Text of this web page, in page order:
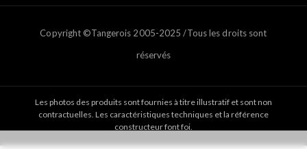
Copyright ©Tangerois 2005-2025 /Tous les droits sont
réservés
Les photos des produits sont fournies à titre illustratif et sont non
contractuelles. Les caractéristiques techniques et la référence
constructeur font foi.